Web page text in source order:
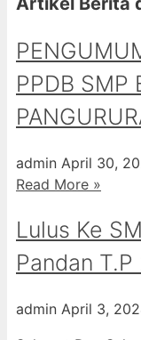
PPDB SMP
admin April 30,
Read More »
Lulus Ke
Pandan
admin April 3,